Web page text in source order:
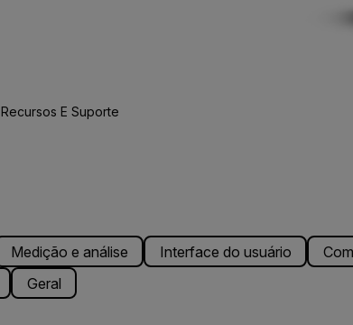
Recursos E Suporte
Medição e análise Interface do usuário
Geral